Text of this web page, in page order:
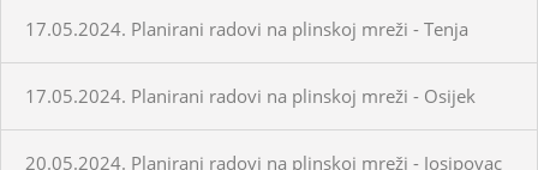
17.05.2024. Planirani radovi na plinskoj mreži - Tenja
17.05.2024. Planirani radovi na plinskoj mreži - Osijek
20.05.2024. Planirani radovi na plinskoj mreži - Josipovac